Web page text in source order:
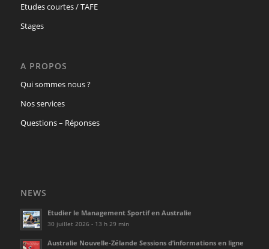
Etudes courtes / TAFE
Stages
A PROPOS
Qui sommes nous ?
Nos services
Questions – Réponses
NEWS
Etudier le Management Sportif en Australie
30 juillet 2026 - 13 h 29 min
Australie Nouvelle-Zélande Sessions d’informations en ligne